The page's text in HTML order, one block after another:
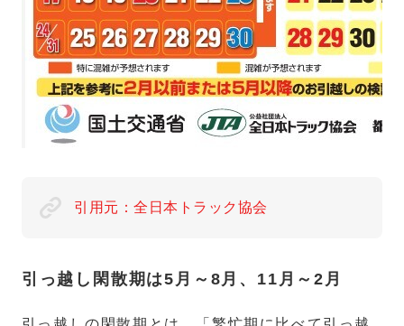
引用元：全日本トラック協会
引っ越し閑散期は5月～8月、11月～2月